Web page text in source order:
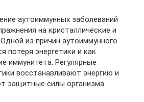
аутоиммунных заболеваний
на кристаллические и
из причин аутоиммунного
потеря энергетики и как
иммунитета. Регулярные
восстанавливают энергию и
защитные силы организма.